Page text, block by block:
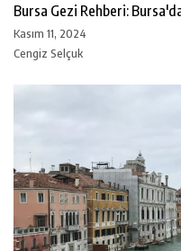
Bursa Gezi Rehberi:
Kasım 11, 2024
Cengiz Selçuk